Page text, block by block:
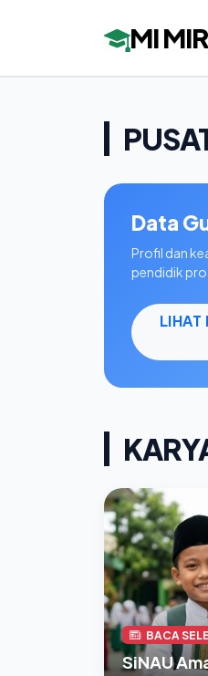
MI
Data
Profil dan
pendidik
LIHAT
BACA
SiNAU